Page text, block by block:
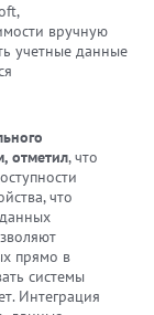
вручную
учетные данные
отметил, что
что
прямо в
системы
Интеграция